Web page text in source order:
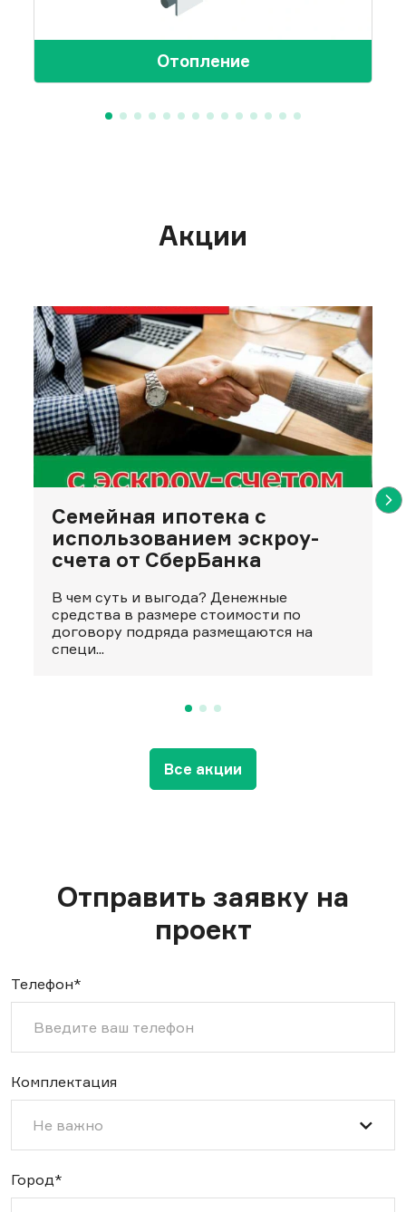
Двери дома
Деревянная одномаршевая
красный).
Окна
Клееная с резными
балясинами.
Отопление
Акции
Семейная ипотека с
использованием эскроу-
счета от СберБанка
В чем суть и выгода? Денежные
средства в размере стоимости по
договору подряда размещаются на
специ...
Все акции
Отправить заявку на
проект
Телефон*
Комплектация
Не важно
Город*